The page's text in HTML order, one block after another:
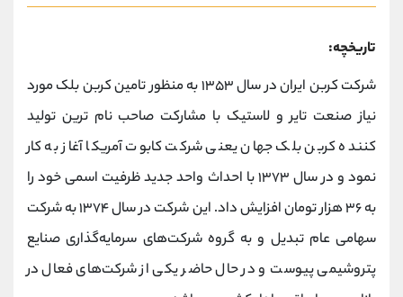
تاریخچه:
شرکت کربن ایران در سال ۱۳۵۳ به منظور تامین کربن بلک مورد
نیاز صنعت تایر و لاستیک با مشارکت صاحب نام ترین تولید
کننده کربن بلک جهان یعنی شرکت کابوت آمریکا آغاز به کار
نمود و در سال ۱۳۷۳ با احداث واحد جدید ظرفیت اسمی خود را
به ۳۶ هزار تومان افزایش داد. این شرکت در سال ۱۳۷۴ به شرکت
سهامی عام تبدیل و به گروه شرکت‌های سرمایه‌گذاری صنایع
پتروشیمی پیوست و در حال حاضر یکی از شرکت‌های فعال در